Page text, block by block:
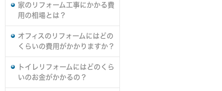
家のリフォーム工事にかかる費
用の相場とは？
オフィスのリフォームにはどの
くらいの費用がかかりますか？
トイレリフォームにはどのくら
いのお金がかかるの？